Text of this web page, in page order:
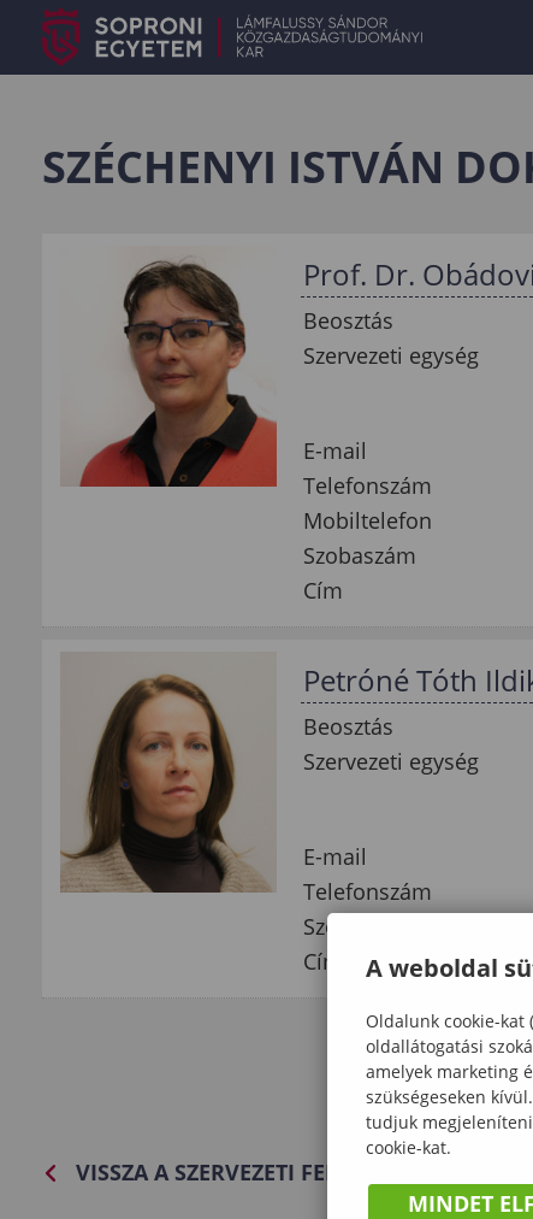
SZÉCHENYI ISTVÁN
Prof. Dr.
Beosztás
Szervezeti egység
E-mail
Telefonszám
Mobiltelefon
Szobaszám
Cím
Petróné Tóth
Beosztás
Szervezeti egység
E-mail
Telefonszám
Szobaszám
Cím
VISSZA A SZERVEZETI FELÉPÍTÉSHEZ
A weboldal
Oldalunk cookie-
oldallátogatási
amelyek marketing
szükségeseken
tudjuk
cookie-kat.
MINDET